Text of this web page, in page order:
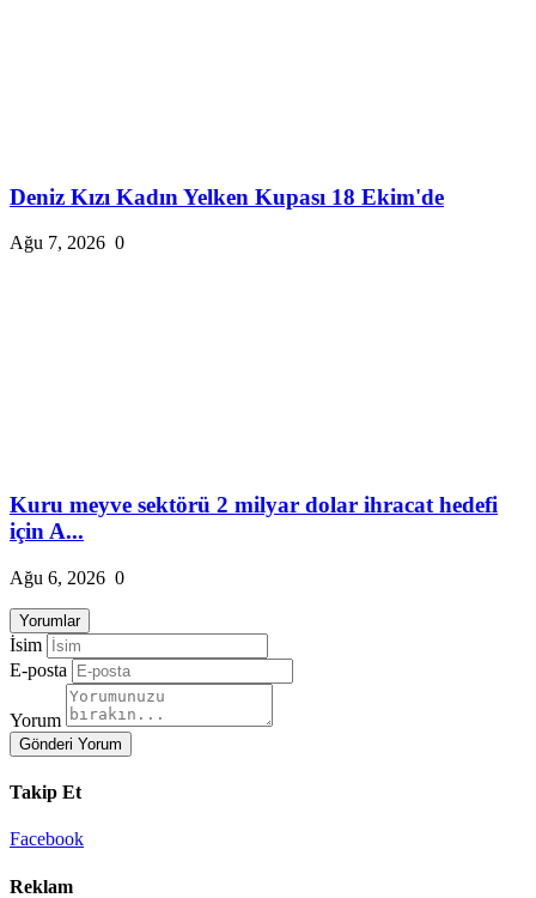
Deniz Kızı Kadın Yelken Kupası 18 Ekim'de
Ağu 7, 2026 0
Kuru meyve sektörü 2 milyar dolar ihracat hedefi
için A...
Ağu 6, 2026 0
Yorumlar
İsim
E-posta
Yorum
Gönderi Yorum
Takip Et
Facebook
Reklam